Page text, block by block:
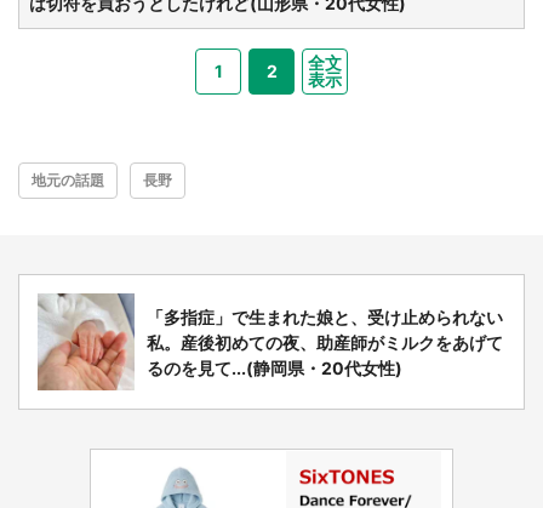
1 2
全文
表示
地元の話題 長野
「多指症」で生まれた娘と、受け止められない
私。産後初めての夜、助産師がミルクをあげて
るのを見て...(静岡県・20代女性)